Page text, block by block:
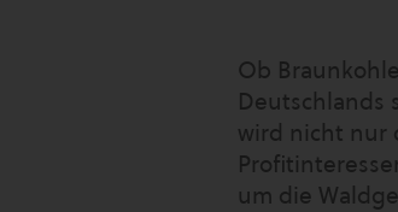
Ob
Deutschlands
wird nicht nur
um die